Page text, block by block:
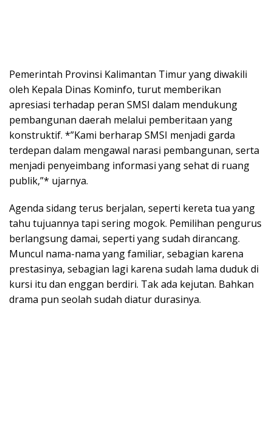
Pemerintah Provinsi Kalimantan Timur yang diwakili
oleh Kepala Dinas Kominfo, turut memberikan
apresiasi terhadap peran SMSI dalam mendukung
pembangunan daerah melalui pemberitaan yang
konstruktif. *”Kami berharap SMSI menjadi garda
terdepan dalam mengawal narasi pembangunan, serta
menjadi penyeimbang informasi yang sehat di ruang
publik,”* ujarnya.
Agenda sidang terus berjalan, seperti kereta tua yang
tahu tujuannya tapi sering mogok. Pemilihan pengurus
berlangsung damai, seperti yang sudah dirancang.
Muncul nama-nama yang familiar, sebagian karena
prestasinya, sebagian lagi karena sudah lama duduk di
kursi itu dan enggan berdiri. Tak ada kejutan. Bahkan
drama pun seolah sudah diatur durasinya.